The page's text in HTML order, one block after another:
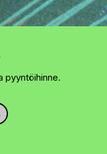
pyyntöihinne.